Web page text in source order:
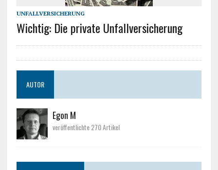
UNFALLVERSICHERUNG
Wichtig: Die private Unfallversicherung
AUTOR
Egon M
veröffentlichte 270 Artikel